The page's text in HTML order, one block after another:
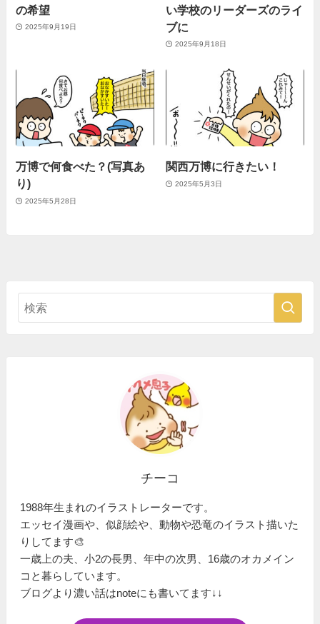
の希望
2025年9月19日
い学校のリーダーズのライ
ブに
2025年9月18日
万博で何食べた？(写真あ
り)
2025年5月28日
関西万博に行きたい！
2025年5月3日
チーコ
1988年生まれのイラストレーターです。
エッセイ漫画や、似顔絵や、動物や恐竜のイラスト描いた
りしてます🎨
一歳上の夫、小2の長男、年中の次男、16歳のオカメイン
コと暮らしています。
ブログより濃い話はnoteにも書いてます↓↓